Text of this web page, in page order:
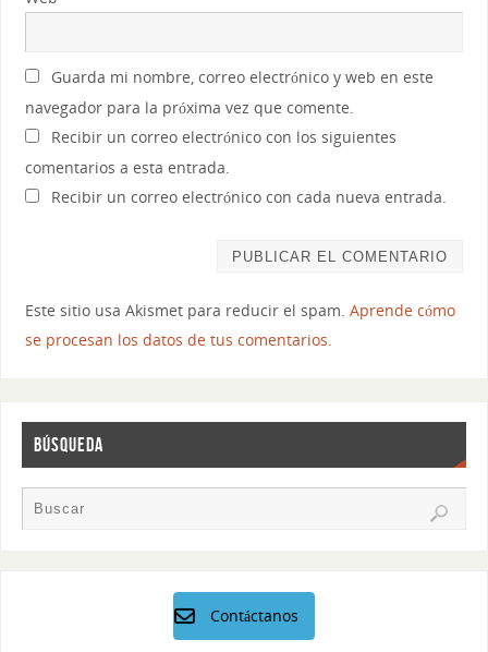
Guarda mi nombre, correo electrónico y web en este
navegador para la próxima vez que comente.
Recibir un correo electrónico con los siguientes
comentarios a esta entrada.
Recibir un correo electrónico con cada nueva entrada.
Este sitio usa Akismet para reducir el spam. Aprende cómo
se procesan los datos de tus comentarios.
BÚSQUEDA
Contáctanos